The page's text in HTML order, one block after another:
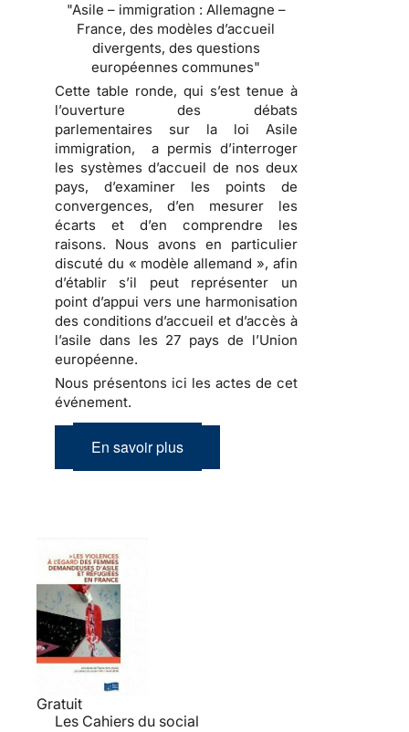
"Asile – immigration : Allemagne –
France, des modèles d’accueil
divergents, des questions
européennes communes"
Cette table ronde, qui s’est tenue à
l’ouverture des débats
parlementaires sur la loi Asile
immigration, a permis d’interroger
les systèmes d’accueil de nos deux
pays, d’examiner les points de
convergences, d’en mesurer les
écarts et d’en comprendre les
raisons. Nous avons en particulier
discuté du « modèle allemand », afin
d’établir s’il peut représenter un
point d’appui vers une harmonisation
des conditions d’accueil et d’accès à
l’asile dans les 27 pays de l’Union
européenne.
Nous présentons ici les actes de cet
événement.
En savoir plus
Gratuit
Les Cahiers du social